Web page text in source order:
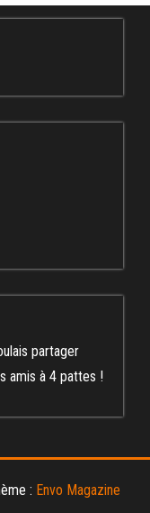
partager
amis à 4 pattes !
: Envo Magazine